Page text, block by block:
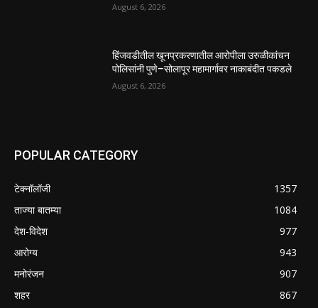
August 6, 2026
हिंजवडीतील खूनप्रकरणातील आरोपीला उरुळीकांचन
पोलिसांनी पुणे–सोलापूर महामार्गावर नाकाबंदीत पकडले
August 6, 2026
POPULAR CATEGORY
टेक्नॉलॉजी
1357
ताज्या बातम्या
1084
देश-विदेश
977
आरोग्य
943
मनोरंजन
907
शहर
867